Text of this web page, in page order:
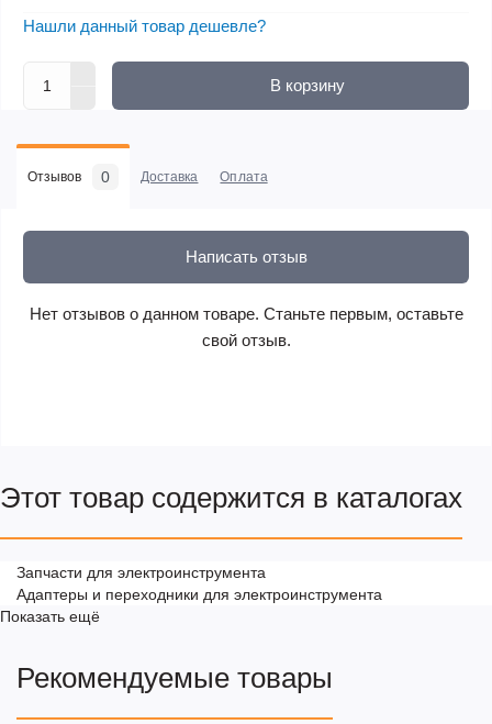
Нашли данный товар дешевле?
В корзину
Отзывов 0 Доставка Оплата
Написать отзыв
Нет отзывов о данном товаре. Станьте первым, оставьте
свой отзыв.
Этот товар содержится в каталогах
Запчасти для электроинструмента
Адаптеры и переходники для электроинструмента
Показать ещё
Рекомендуемые товары